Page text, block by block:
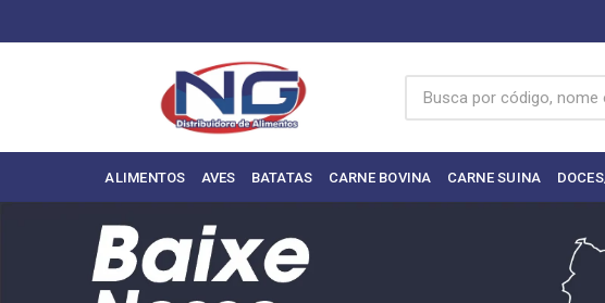
ALIMENTOS AVES BATATAS CARNE BOVINA CARNE SUINA